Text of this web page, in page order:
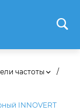
частоты
/
INNOVERT